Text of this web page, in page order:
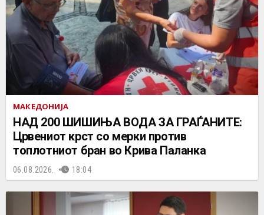
МАКЕДОНИЈА
НАД 200 ШИШИЊА ВОДА ЗА ГРАЃАНИТЕ:
Црвениот крст со мерки против
топлотниот бран во Крива Паланка
06.08.2026. 18:04